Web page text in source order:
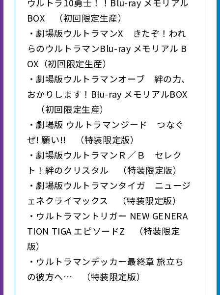
BOX （初回限定生産）
・劇場版ウルトラマンX きたぞ！われ
らのウルトラマンBlu-ray メモリアル B
OX（初回限定生産）
・劇場版ウルトラマンオーブ 絆の力、
おかりします！Blu-ray メモリアルBOX
（初回限定生産）
・劇場版 ウルトラマンジード つなぐ
ぜ! 願い!! （特装限定版）
・劇場版ウルトラマンＲ／Ｂ セレク
ト！絆のクリスタル （特装限定版）
・劇場版ウルトラマンタイガ ニュージ
ェネクライマックス （特装限定版）
・ウルトラマントリガー NEW GENERA
TION TIGA エピソードZ （特装限定
版）
・ウルトラマンデッカー最終章 旅立ち
の彼方へ… （特装限定版）